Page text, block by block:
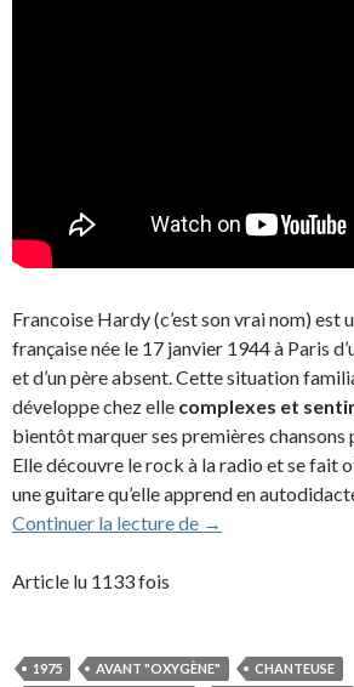
Francoise Hardy (c’est son vrai nom) est
française née le 17 janvier 1944 à Paris
et d’un père absent. Cette situation
développe chez elle complexes et
bientôt marquer ses premières chansons
Elle découvre le rock à la radio et se fait
une guitare qu’elle apprend en
Continuer la lecture de
Françoise Hardy
→
Article lu 1133 fois
1975 AVANT "OXYGÈNE"
CHANTEUSE